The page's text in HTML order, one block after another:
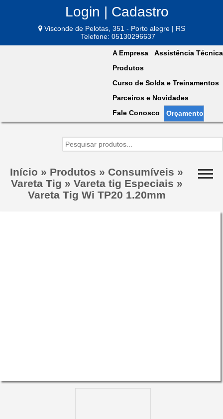
Login | Cadastro
Visconde de Pelotas, 351 - Porto alegre | RS
Telefone: 05130296637
A Empresa
Assistência Técnica
Produtos
Curso de Solda e Treinamentos
Parceiros e Novidades
Fale Conosco
Orçamento
Início » Produtos » Consumíveis »
Vareta Tig » Vareta tig Especiais »
Vareta Tig Wi TP20 1.20mm